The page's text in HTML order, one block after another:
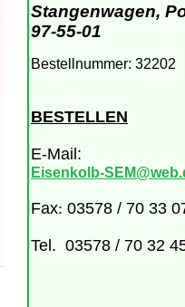
Stangenwagen,
97-55-01
Bestellnummer: 32202
BESTELLEN
E-Mail:
Eisenkolb-
Fax: 03578 / 70 33
Tel. 03578 / 70 32